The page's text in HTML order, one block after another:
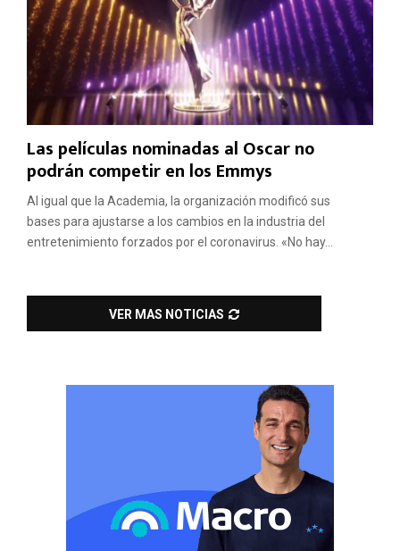
Las películas nominadas al Oscar no
podrán competir en los Emmys
Al igual que la Academia, la organización modificó sus
bases para ajustarse a los cambios en la industria del
entretenimiento forzados por el coronavirus. «No hay...
VER MAS NOTICIAS